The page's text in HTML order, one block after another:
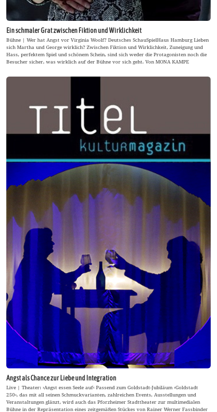
Ein schmaler Grat zwischen Fiktion und Wirklichkeit
Bühne | Wer hat Angst vor Virginia Woolf? Deutsches SchauSpielHaus Hamburg Lieben
sich Martha und George wirklich? Zwischen Fiktion und Wirklichkeit, Zuneigung und
Hass, perfektem Spiel und schönem Schein, sind sich weder die Protagonisten noch die
Besucher sicher, was wirklich auf der Bühne vor sich geht. Von MONA KAMPE
Angst als Chance zur Liebe und Integration
Live | Theater: ›Angst essen Seele auf‹ Passend zum Goldstadt-Jubiläum ›Goldstadt
250‹, das mit all seinen Schmuckvarianten, zahlreichen Events, Ausstellungen und
Veranstaltungen glänzt, wird auch das Pforzheimer Stadttheater zur multimedialen
Bühne in der Repräsentation eines zeitgemäßen Stückes von Rainer Werner Fassbinder